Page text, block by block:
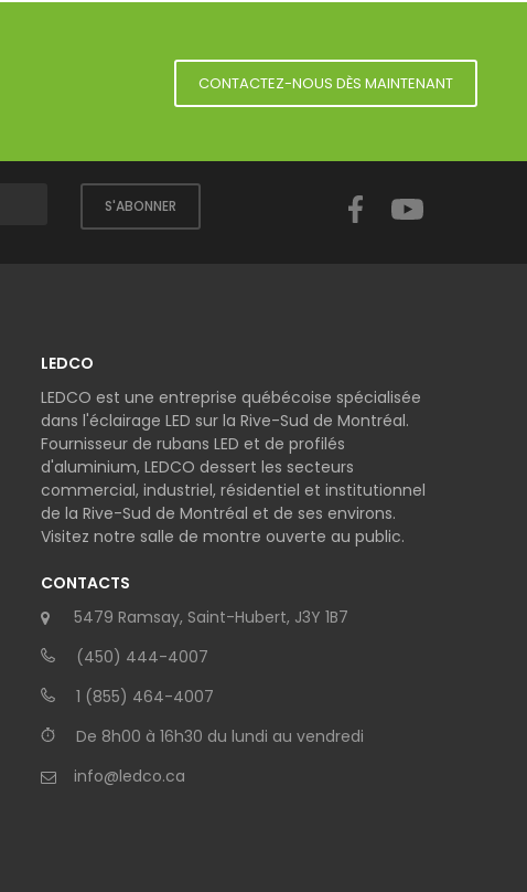
CONTACTEZ-NOUS DÈS MAINTENANT
S'ABONNER
Facebook
LEDCO
LEDCO est une entreprise québécoise spécialisée
dans l'éclairage LED sur la Rive-Sud de Montréal.
Fournisseur de rubans LED et de profilés
d'aluminium, LEDCO dessert les secteurs
commercial, industriel, résidentiel et institutionnel
de la Rive-Sud de Montréal et de ses environs.
Visitez notre salle de montre ouverte au public.
CONTACTS
5479 Ramsay, Saint-Hubert, J3Y 1B7
(450) 444-4007
1 (855) 464-4007
De 8h00 à 16h30 du lundi au vendredi
info@ledco.ca